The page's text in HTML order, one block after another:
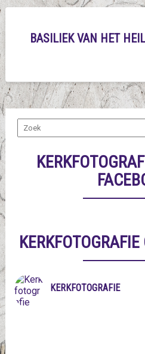
BASILIEK VAN HET
KERKFOTOGRAFIE